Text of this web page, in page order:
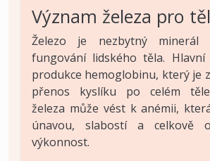
Význam železa pro
Železo je nezbytný minerál
fungování lidského těla.
produkce hemoglobinu, který je
přenos kyslíku po celém
železa může vést k anémii,
únavou, slabostí a celkově
výkonnost.